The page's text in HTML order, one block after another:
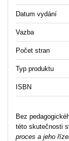
Datum vydání
Vazba
Počet stran
Typ produktu
ISBN
Bez
této skutečnosti
proces a jeho